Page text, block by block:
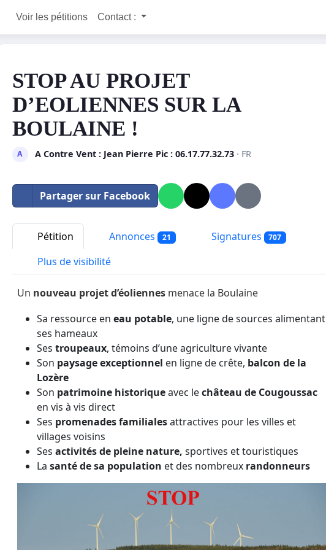
Voir les pétitions Contact :
STOP AU PROJET
D’EOLIENNES SUR LA
BOULAINE !
A A Contre Vent : Jean Pierre Pic : 06.17.77.32.73· FR
Partager sur Facebook
Pétition Annonces 21 Signatures 707
Plus de visibilité
Un nouveau projet d’éoliennes menace la Boulaine
Sa ressource en eau potable, une ligne de sources alimentant
ses hameaux
Ses troupeaux, témoins d’une agriculture vivante
Son paysage exceptionnel en ligne de crête, balcon de la
Lozère
Son patrimoine historiqueavec lechâteau de Cougoussac
en vis à vis direct
Ses promenades familialesattractives pour les villes et
villages voisins
Ses activités de pleine nature, sportives et touristiques
La santé de sa population et des nombreux randonneurs